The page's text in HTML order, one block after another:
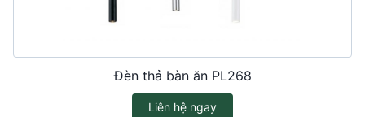
Đèn thả bàn ăn PL268
Liên hệ ngay